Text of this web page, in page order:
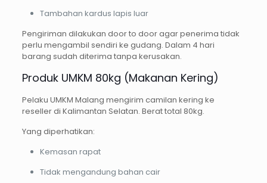
Tambahan kardus lapis luar
Pengiriman dilakukan door to door agar penerima tidak
perlu mengambil sendiri ke gudang. Dalam 4 hari
barang sudah diterima tanpa kerusakan.
Produk UMKM 80kg (Makanan Kering)
Pelaku UMKM Malang mengirim camilan kering ke
reseller di Kalimantan Selatan. Berat total 80kg.
Yang diperhatikan:
Kemasan rapat
Tidak mengandung bahan cair